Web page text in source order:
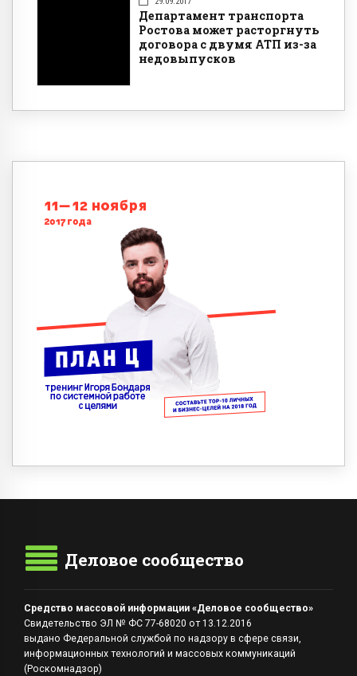
Департамент транспорта
Ростова может расторгнуть
договора с двумя АТП из-за
недовыпусков
Деловое сообщество
Средство массовой информации «Деловое сообщество»
Свидетельство ЭЛ № ФС 77-68020 от 13.12.2016
выдано Федеральной службой по надзору в сфере связи,
информационных технологий и массовых коммуникаций
(Роскомнадзор)